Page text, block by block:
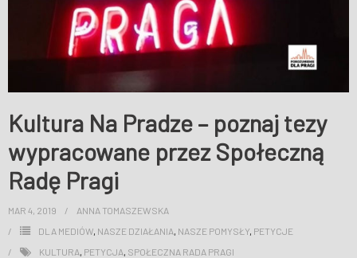
Kultura Na Pradze – poznaj tezy
wypracowane przez Społeczną
Radę Pragi
MAR 4, 2019
ANNA TOMASZEWSKA
DLA MEDIÓW NASZE DZIAŁANIA NASZE POMYSŁY PETYCJE
KULTURA PETYCJA SPOŁECZNA RADA PRAGI